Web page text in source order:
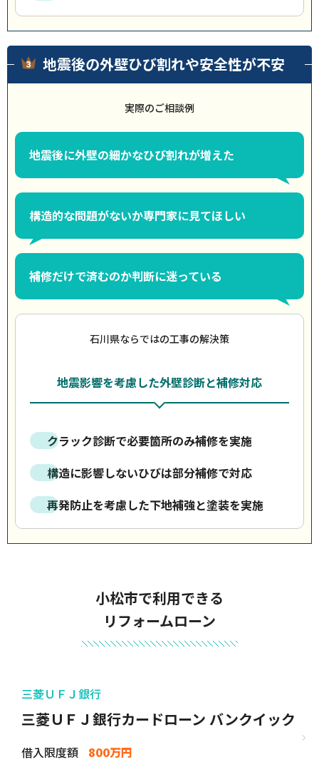
地震後の外壁ひび割れや安全性が不安
実際のご相談例
地震後に外壁の細かなひび割れが増えた
構造的な問題がないか専門家に見てほしい
補修だけで済むのか判断に迷っている
石川県ならではの工事の解決策
地震影響を考慮した外壁診断と補修対応
クラック診断で必要箇所のみ補修を実施
構造に影響しないひびは部分補修で対応
再発防止を考慮した下地補強と塗装を実施
小松市で利用できる
リフォームローン
三菱ＵＦＪ銀行
三菱ＵＦＪ銀行カードローン バンクイック
借入限度額
800万円